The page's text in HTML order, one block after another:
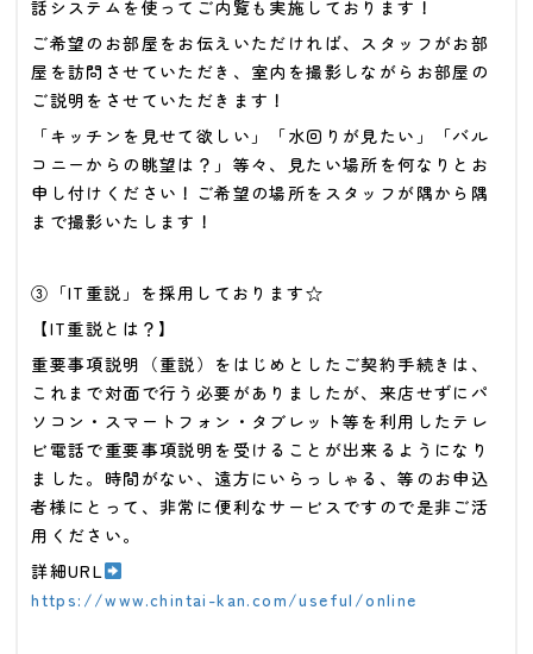
話システムを使ってご内覧も実施しております！
ご希望のお部屋をお伝えいただければ、スタッフがお部
屋を訪問させていただき、室内を撮影しながらお部屋の
ご説明をさせていただきます！
「キッチンを見せて欲しい」「水回りが見たい」「バル
コニーからの眺望は？」等々、見たい場所を何なりとお
申し付けください！ご希望の場所をスタッフが隅から隅
まで撮影いたします！
③「IT重説」を採用しております☆
【IT重説とは？】
重要事項説明（重説）をはじめとしたご契約手続きは、
これまで対面で行う必要がありましたが、来店せずにパ
ソコン・スマートフォン・タブレット等を利用したテレ
ビ電話で重要事項説明を受けることが出来るようになり
ました。時間がない、遠方にいらっしゃる、等のお申込
者様にとって、非常に便利なサービスですので是非ご活
用ください。
詳細URL
https://www.chintai-kan.com/useful/online